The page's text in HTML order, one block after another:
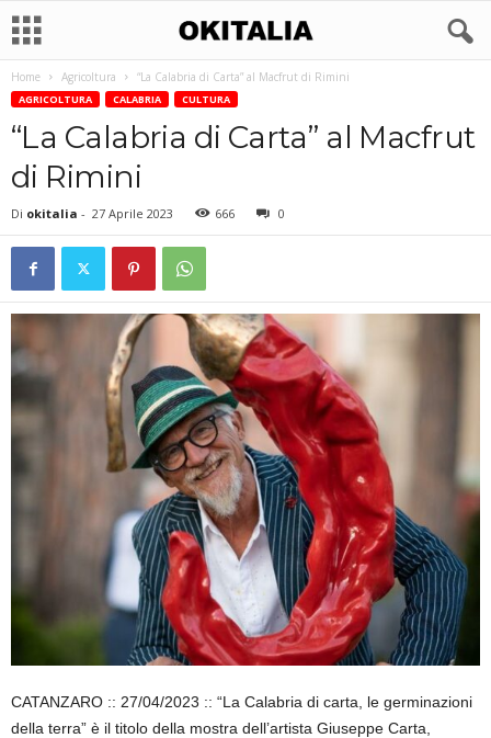
Home Agricoltura “La Calabria di Carta” al Macfrut di Rimini
AGRICOLTURA CALABRIA CULTURA
“La Calabria di Carta” al Macfrut
di Rimini
Di okitalia - 27 Aprile 2023 666 0
CATANZARO :: 27/04/2023 :: “La Calabria di carta, le germinazioni
della terra” è il titolo della mostra dell’artista Giuseppe Carta,